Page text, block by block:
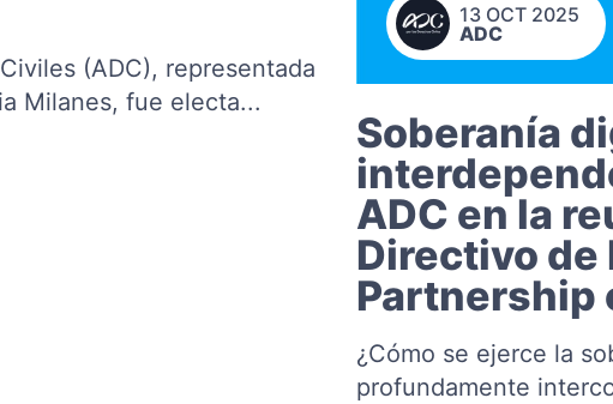
(ADC), representada
Milanes, fue electa...
13 OCT 2025
ADC
Soberanía
ADC en la
Directivo de
Partnership
¿Cómo se ejerce la
profundamente